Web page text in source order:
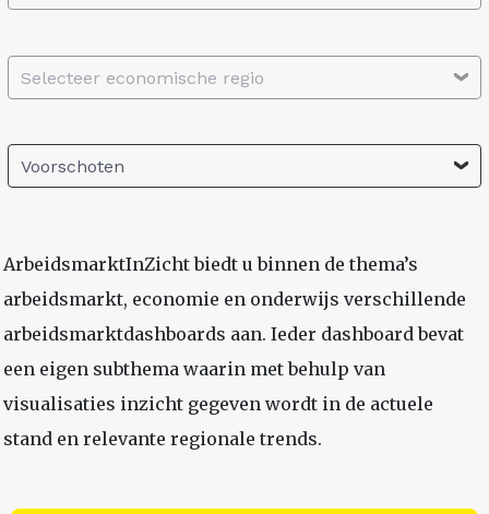
Selecteer economische regio
Voorschoten
ArbeidsmarktInZicht biedt u binnen de thema’s
arbeidsmarkt, economie en onderwijs verschillende
arbeidsmarktdashboards aan. Ieder dashboard bevat
een eigen subthema waarin met behulp van
visualisaties inzicht gegeven wordt in de actuele
stand en relevante regionale trends.